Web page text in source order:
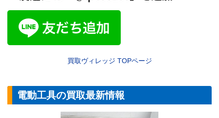
買取ヴィレッジ TOPページ
電動工具の買取最新情報